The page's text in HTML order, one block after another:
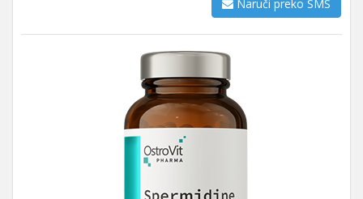
Naruči preko SMS